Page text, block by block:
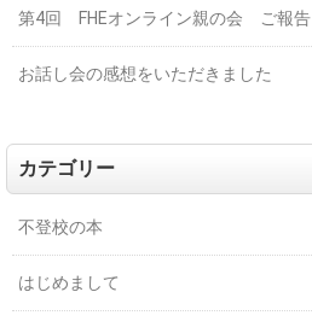
第4回 FHEオンライン親の会 ご報告
お話し会の感想をいただきました
カテゴリー
不登校の本
はじめまして